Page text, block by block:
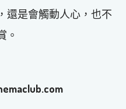
還是會觸動人心，也不
。